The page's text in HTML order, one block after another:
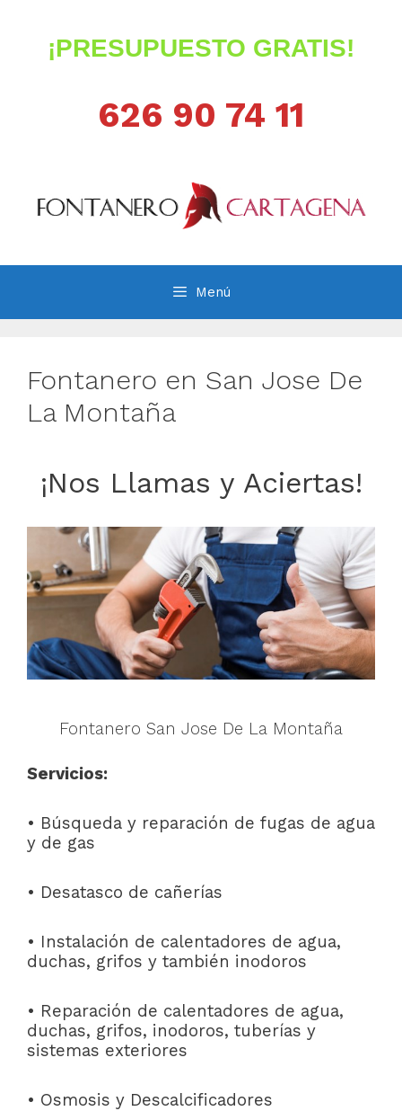
contenido¡PRESUPUESTO GRATIS!
626 90 74 11
Menú
Fontanero en San Jose De
La Montaña
¡Nos Llamas y Aciertas!
Fontanero San Jose De La Montaña
Servicios:
• Búsqueda y reparación de fugas de agua
y de gas
• Desatasco de cañerías
• Instalación de calentadores de agua,
duchas, grifos y también inodoros
• Reparación de calentadores de agua,
duchas, grifos, inodoros, tuberías y
sistemas exteriores
• Osmosis y Descalcificadores